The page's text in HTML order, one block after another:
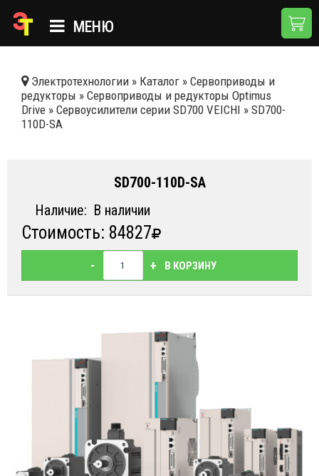
МЕНЮ
КАТАЛОГ
О КОМПАНИИ
ДОСТАВКА И ОПЛАТА
КОНТАКТЫ
Электротехнологии » Каталог » Сервоприводы и
редукторы » Сервоприводы и редукторы Optimus
Drive » Сервоусилители серии SD700 VEICHI » SD700-
110D-SA
SD700-110D-SA
Наличие: В наличии
Стоимость: 84827
- + В КОРЗИНУ